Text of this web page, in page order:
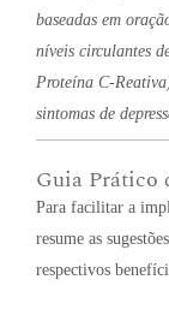
baseadas em
níveis circulantes
Proteína C-
sintomas de
Guia Prático
Para facilitar a
resume as
respectivos